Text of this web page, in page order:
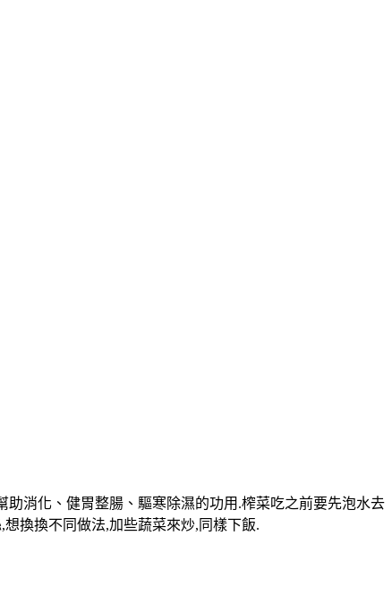
消化、健胃整腸、驅寒除濕的功用.榨菜吃之前要先泡水去
換換不同做法,加些蔬菜來炒,同樣下飯.